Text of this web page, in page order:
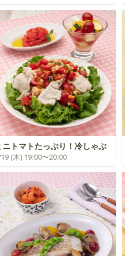
ニトマトたっぷり！冷しゃぶ
(木) 19:00〜20:00